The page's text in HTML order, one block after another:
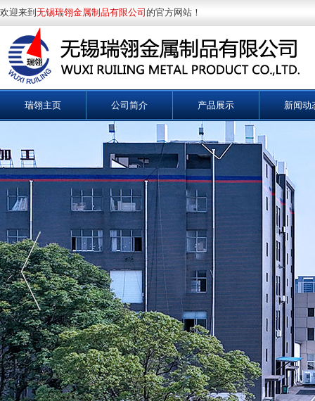
欢迎来到 无锡瑞翎金属制品有限公司 的官方网站！
瑞翎主页 公司简介 产品展示 新闻动
钳型铁芯